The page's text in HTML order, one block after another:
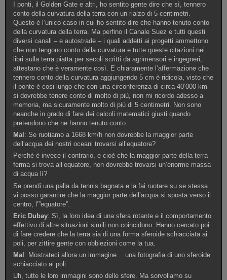
I ponti, il Golden Gate e altri, ho sentito gente dire che sì, tennero
conto della curvatura della terra con un rialzo di 5 centimetri.
Questo è l’unico caso in cui ho sentito dire che hanno tenuto conto
della curvatura della terra. Ma perfino il Canale Suez e tutti questi
diversi canali – e autostrade – i quali addetti ai progetti ammettono
che non tengono conto della curvatura e tutte queste citazioni nei
libri sulla terra piatta per secoli scritti da agrimensori e ingegneri,
attestano che è veramente così. E chiaramente l’affermazione che
tennero conto della curvatura aggiungendo 5 cm è ridicola, visto che
il ponte è cosi lungo che con una circonferenza di circa 40’000 km
si dovrebbe tenere conto di molto di più, non mi ricordo adesso a
memoria, ma sicuramente molto di più di 5 centimetri. Non sono
neanche in grado di fare dei calcoli matematici giusti quando
pretendono che ne hanno tenuto conto.
Mal : Se ruotiamo a 1668 km/h non dovrebbe la maggior parte
dell’acqua dei nostri oceani trovarsi all’equatore?
Perché è invece il contrario, e cioè che la maggior parte della terra
ferma si trova all’equatore, non dovrebbe trovarsi un’enorme massa
di acqua lì?
Se prendi una palla da tennis bagnata e la fai ruotare su se stessa
vi posso garantire che la maggior parte dell’acqua si sposta verso il
centro, l’”equatore”.
Eric Dubay: Sì, la loro idea di una sfera rotante e il comportamento
effettivo di altre situazioni simili non coincidono. Hanno cercato poi
di fare credere che la terra sia di una forma sferoide schiacciata ai
poli, per zittire gente con obbiezioni come la tua.
Mal : Mostrateci allora un immagine… una fotografia di uno sferoide
schiacciato ai poli.
Uh, tutte le loro immagini sono delle sfere. Ma sorvoliamo su